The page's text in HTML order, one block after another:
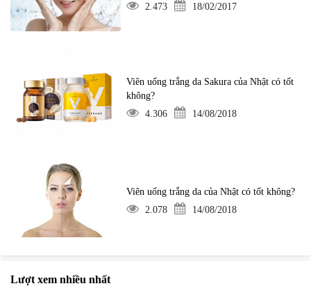
2.473
18/02/2017
Viên uống trắng da Sakura của Nhật có tốt
không?
4.306
14/08/2018
Viên uống trắng da của Nhật có tốt không?
2.078
14/08/2018
Lượt xem nhiều nhất